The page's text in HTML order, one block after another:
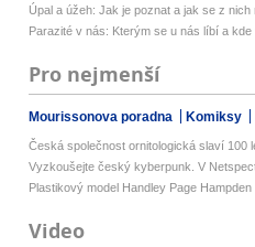
Úpal a úžeh: Jak je poznat a jak se z
Parazité v nás: Kterým se u nás líbí a kde
Pro nejmenší
Mourissonova poradna Komiksy
Česká společnost ornitologická slaví 100
Vyzkoušejte český kyberpunk. V
Plastikový model Handley Page Hampden
Video